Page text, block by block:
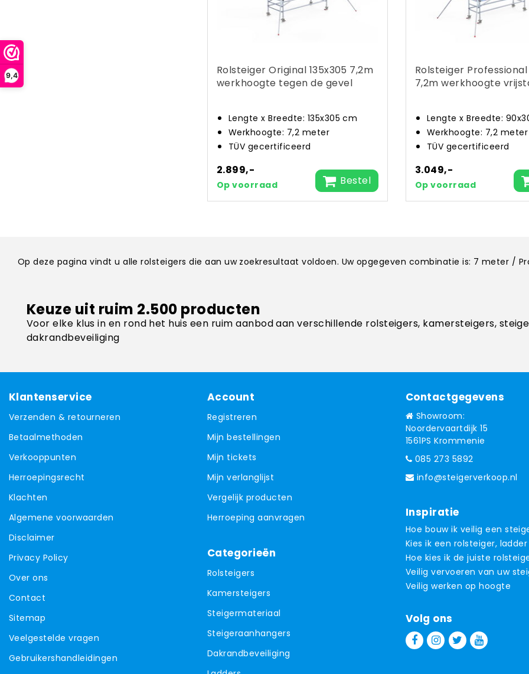
9,4
Rolsteiger Original 135x305 7,2m
werkhoogte tegen de gevel
Lengte x Breedte: 135x305 cm
Werkhoogte: 7,2 meter
TÜV gecertificeerd
2.899,-
Op voorraad Bestel
Rolsteiger
7,2m werkhoogte
Lengte x Breedte:
Werkhoogte: 7,2 meter
TÜV gecertificeerd
3.049,-
Op voorraad
Op deze pagina vindt u alle rolsteigers die aan uw zoekresultaat voldoen. Uw opgegeven combinatie is: 7 meter /
Keuze uit ruim 2.500 producten
Voor elke klus in en rond het huis een ruim aanbod aan verschillende rolsteigers, kamersteigers,
dakrandbeveiliging
Klantenservice
Verzenden & retourneren
Betaalmethoden
Verkooppunten
Herroepingsrecht
Klachten
Algemene voorwaarden
Disclaimer
Privacy Policy
Over ons
Contact
Sitemap
Veelgestelde vragen
Gebruikershandleidingen
Account
Registreren
Mijn bestellingen
Mijn tickets
Mijn verlanglijst
Vergelijk producten
Herroeping aanvragen
Categorieën
Rolsteigers
Kamersteigers
Steigermateriaal
Steigeraanhangers
Dakrandbeveiliging
Contactgegevens
Showroom:
Noordervaartdijk 15
1561PS Krommenie
085 273 5892
info@steigerverkoop.nl
Inspiratie
Hoe bouw ik veilig een
Kies ik een rolsteiger,
Hoe kies ik de juiste
Veilig vervoeren van uw
Veilig werken op hoogte
Volg ons